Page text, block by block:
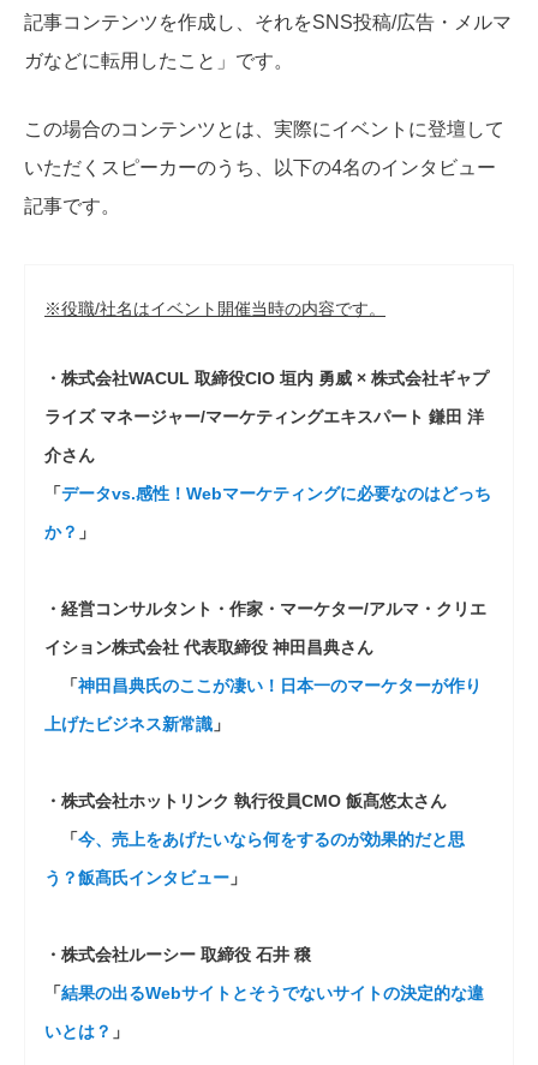
記事コンテンツを作成し、それをSNS投稿/広告・メルマ
ガなどに転用したこと」です。
この場合のコンテンツとは、実際にイベントに登壇して
いただくスピーカーのうち、以下の4名のインタビュー
記事です。
※役職/社名はイベント開催当時の内容です。
・株式会社WACUL 取締役CIO 垣内 勇威 × 株式会社ギャプ
ライズ マネージャー/マーケティングエキスパート 鎌田 洋
介さん
「データvs.感性！Webマーケティングに必要なのはどっち
か？ 」
・経営コンサルタント・作家・マーケター/アルマ・クリエ
イション株式会社 代表取締役 神田昌典さん
「神田昌典氏のここが凄い！日本一のマーケターが作り
上げたビジネス新常識 」
・株式会社ホットリンク 執行役員CMO 飯髙悠太さん
「今、売上をあげたいなら何をするのが効果的だと思
う？飯髙氏インタビュー 」
・株式会社ルーシー 取締役 石井 穣
「結果の出るWebサイトとそうでないサイトの決定的な違
いとは？ 」